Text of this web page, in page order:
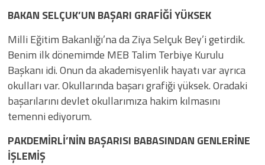
BAKAN SELÇUK’UN BAŞARI GRAFİĞİ YÜKSEK
Milli Eğitim Bakanlığı’na da Ziya Selçuk Bey’i getirdik.
Benim ilk dönemimde MEB Talim Terbiye Kurulu
Başkanı idi. Onun da akademisyenlik hayatı var ayrıca
okulları var. Okullarında başarı grafiği yüksek. Oradaki
başarılarını devlet okullarımıza hakim kılmasını
temenni ediyorum.
PAKDEMİRLİ’NİN BAŞARISI BABASINDAN GENLERİNE
İŞLEMİŞ